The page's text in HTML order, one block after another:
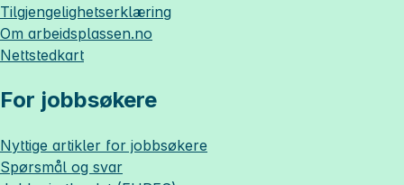
Tilgjengelighetserklæring
Om arbeidsplassen.no
Nettstedkart
For jobbsøkere
Nyttige artikler for jobbsøkere
Spørsmål og svar